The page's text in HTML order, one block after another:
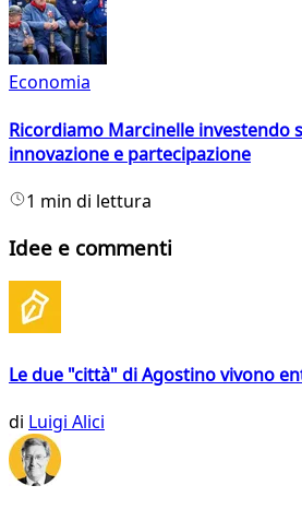
Economia
Ricordiamo Marcinelle investendo
innovazione e partecipazione
1 min di lettura
Idee e commenti
Le due "città" di Agostino vivono
di Luigi Alici